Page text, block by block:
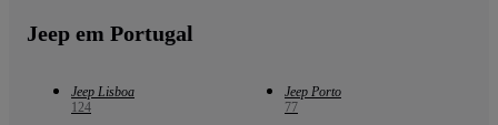
Jeep em Portugal
Jeep Lisboa
124
Jeep Porto
77